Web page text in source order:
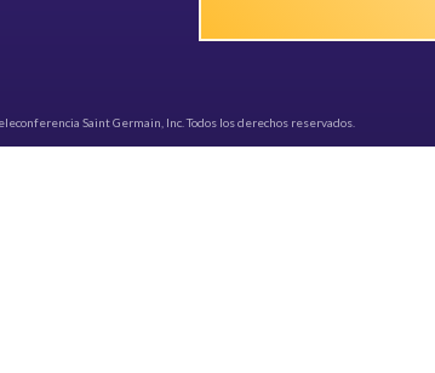
Saint Germain, Inc. Todos los derechos reservados.